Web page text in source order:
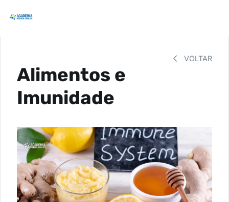
VOLTAR
Alimentos e
Imunidade